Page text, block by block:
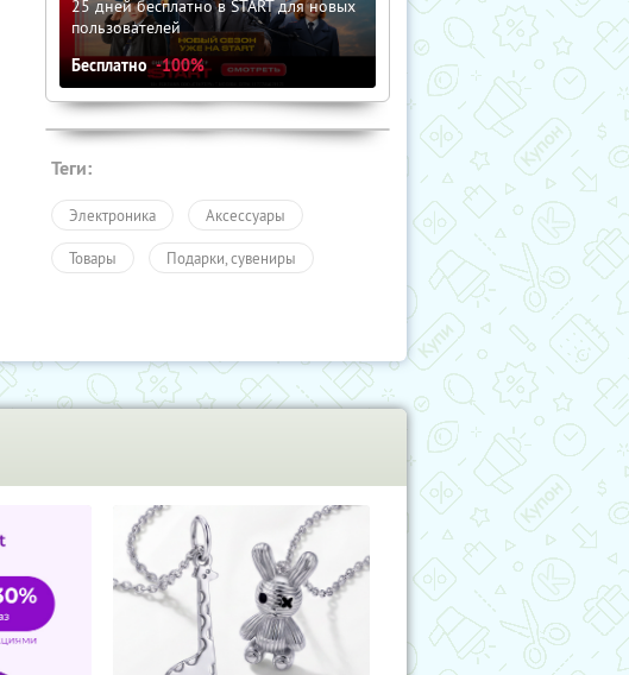
25 дней бесплатно в START для новых
пользователей
Бесплатно -100%
Теги:
Электроника Аксессуары
Товары Подарки, сувениры